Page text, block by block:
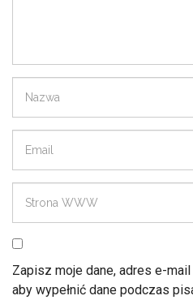
Zapisz moje dane, adres e-
aby wypełnić dane podczas